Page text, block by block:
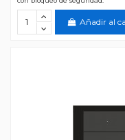
Añadir al